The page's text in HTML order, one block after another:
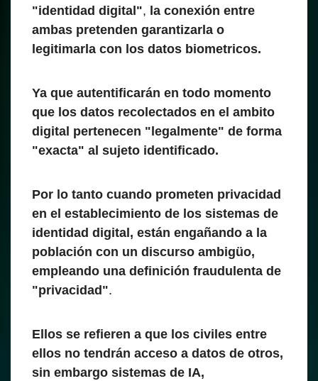
"identidad digital", la conexión entre
ambas pretenden garantizarla o
legitimarla con los datos biometricos.
Ya que autentificarán en todo momento
que los datos recolectados en el ambito
digital pertenecen "legalmente" de forma
"exacta" al sujeto identificado.
Por lo tanto cuando prometen privacidad
en el establecimiento de los sistemas de
identidad digital, están engañando a la
población con un discurso ambigüo,
empleando una definición fraudulenta de
"privacidad".
Ellos se refieren a que los civiles entre
ellos no tendrán acceso a datos de otros,
sin embargo sistemas de IA,